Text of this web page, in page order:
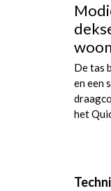
De tas
en een
het